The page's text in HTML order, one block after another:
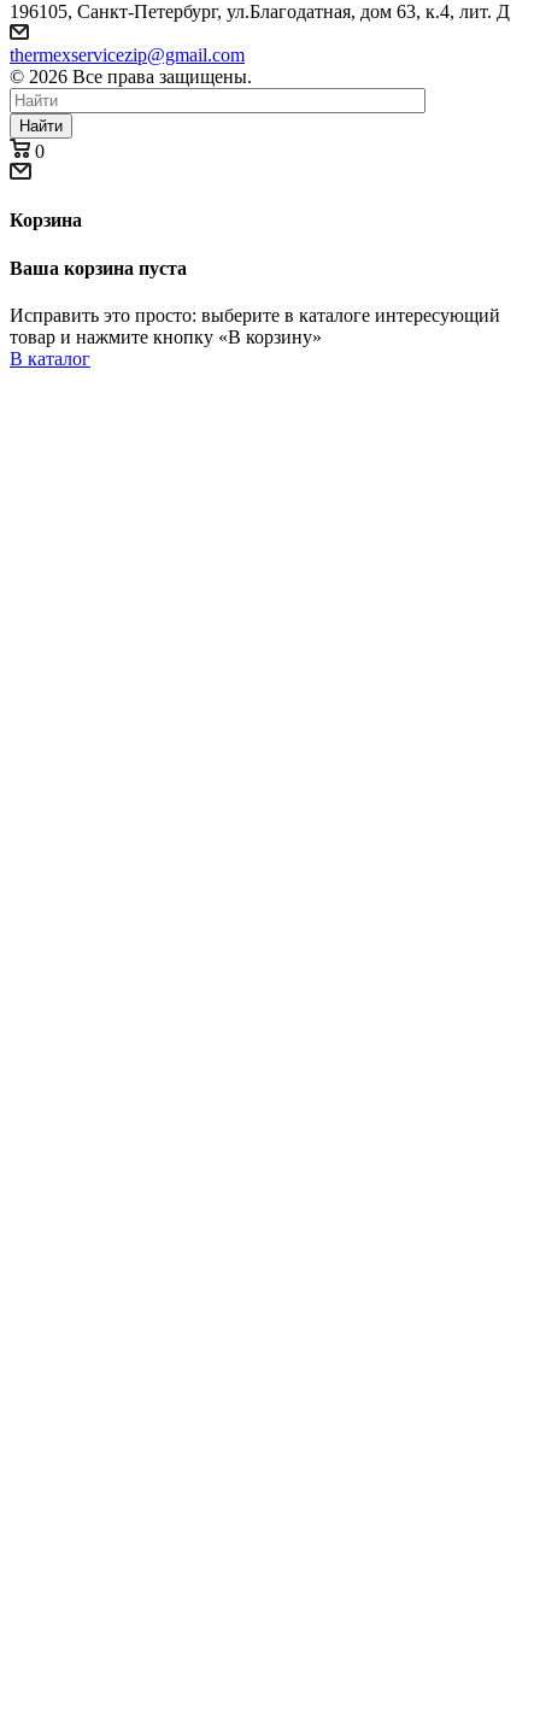
196105, Санкт-Петербург, ул.Благодатная, дом 63, к.4, лит. Д
thermexservicezip@gmail.com
© 2026 Все права защищены.
Найти
0
Корзина
Ваша корзина пуста
Исправить это просто: выберите в каталоге интересующий
товар и нажмите кнопку «В корзину»
В каталог